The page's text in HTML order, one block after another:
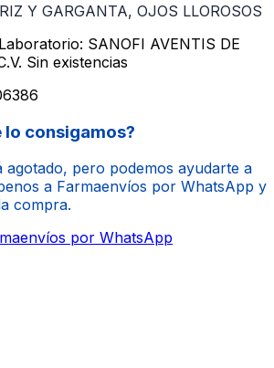
Y GARGANTA, OJOS LLOROSOS
Laboratorio: SANOFI AVENTIS DE
Sin existencias
lo consigamos?
agotado, pero podemos ayudarte a
a Farmaenvíos por WhatsApp y
compra.
por WhatsApp